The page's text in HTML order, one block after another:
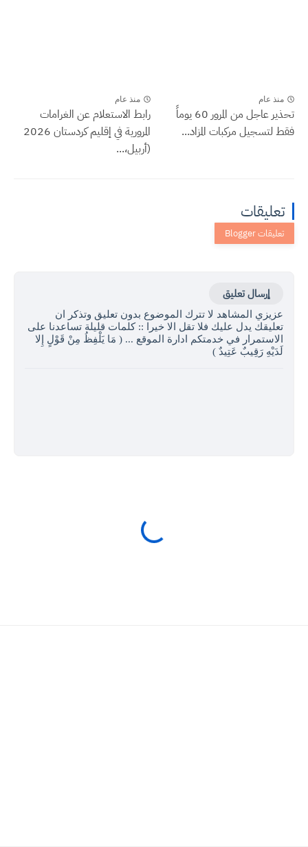
منذ عام
تحذير عاجل من المرور 60 يوماً
فقط لتسجيل مركبات المزاد...
منذ عام
رابط الاستعلام عن الغرامات
المرورية في إقليم كردستان 2026
(أربيل،...
تعليقات
إرسال تعليق
عزيزي المشاهد لا تترك الموضوع بدون تعليق وتذكر ان
تعليقك يدل عليك فلا تقل الا خيرا :: كلمات قليلة تساعدنا على
الاستمرار في خدمتكم ادارة الموقع ... ( مَا يَلْفِظُ مِنْ قَوْلٍ إِلا
لَدَيْهِ رَقِيبٌ عَتِيدٌ )